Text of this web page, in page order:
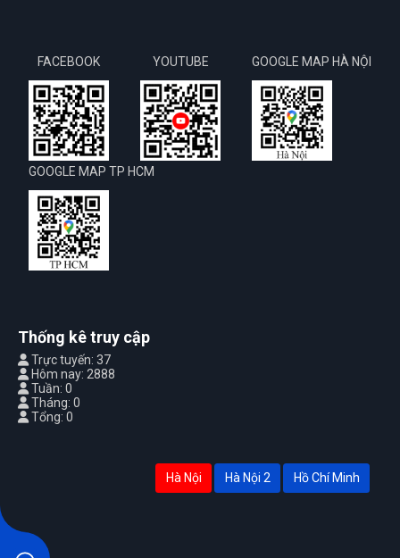
FACEBOOK YOUTUBE GOOGLE MAP HÀ NỘI
GOOGLE MAP TP HCM
Thống kê truy cập
Trực tuyến: 37
Hôm nay: 2888
Tuần: 0
Tháng: 0
Tổng: 0
Hà Nội Hà Nội 2 Hồ Chí Minh